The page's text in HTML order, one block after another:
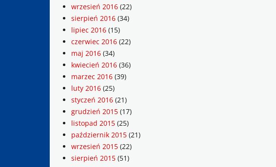
wrzesień 2016 (22)
sierpień 2016 (34)
lipiec 2016 (15)
czerwiec 2016 (22)
maj 2016 (34)
kwiecień 2016 (36)
marzec 2016 (39)
luty 2016 (25)
styczeń 2016 (21)
grudzień 2015 (17)
listopad 2015 (25)
październik 2015 (21)
wrzesień 2015 (22)
sierpień 2015 (51)